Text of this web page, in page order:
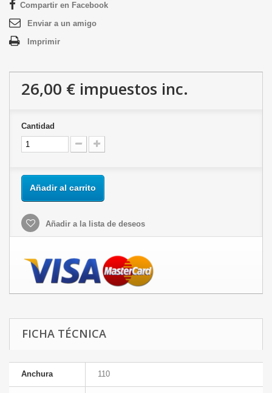
Compartir en Facebook
Enviar a un amigo
Imprimir
26,00 € impuestos inc.
Cantidad
Añadir al carrito
Añadir a la lista de deseos
FICHA TÉCNICA
Anchura 110